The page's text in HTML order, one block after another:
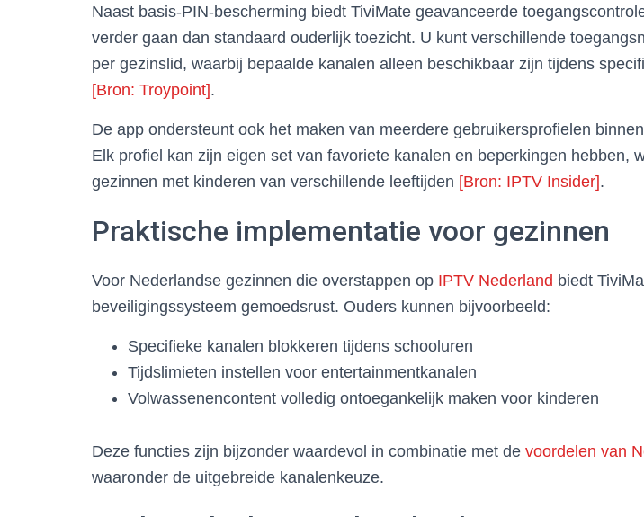
Naast basis-PIN-bescherming biedt TiviMate geavanceerde
verder gaan dan standaard ouderlijk toezicht. U kunt verschillende
per gezinslid, waarbij bepaalde kanalen alleen beschikbaar zijn tijdens
[Bron: Troypoint].
De app ondersteunt ook het maken van meerdere gebruikersprofielen
Elk profiel kan zijn eigen set van favoriete kanalen en beperkingen hebben,
gezinnen met kinderen van verschillende leeftijden [Bron: IPTV Insider].
Praktische implementatie voor gezinnen
Voor Nederlandse gezinnen die overstappen op IPTV Nederland biedt
beveiligingssysteem gemoedsrust. Ouders kunnen bijvoorbeeld:
Specifieke kanalen blokkeren tijdens schooluren
Tijdslimieten instellen voor entertainmentkanalen
Volwassenencontent volledig ontoegankelijk maken voor kinderen
Deze functies zijn bijzonder waardevol in combinatie met de voordelen van
waaronder de uitgebreide kanalenkeuze.